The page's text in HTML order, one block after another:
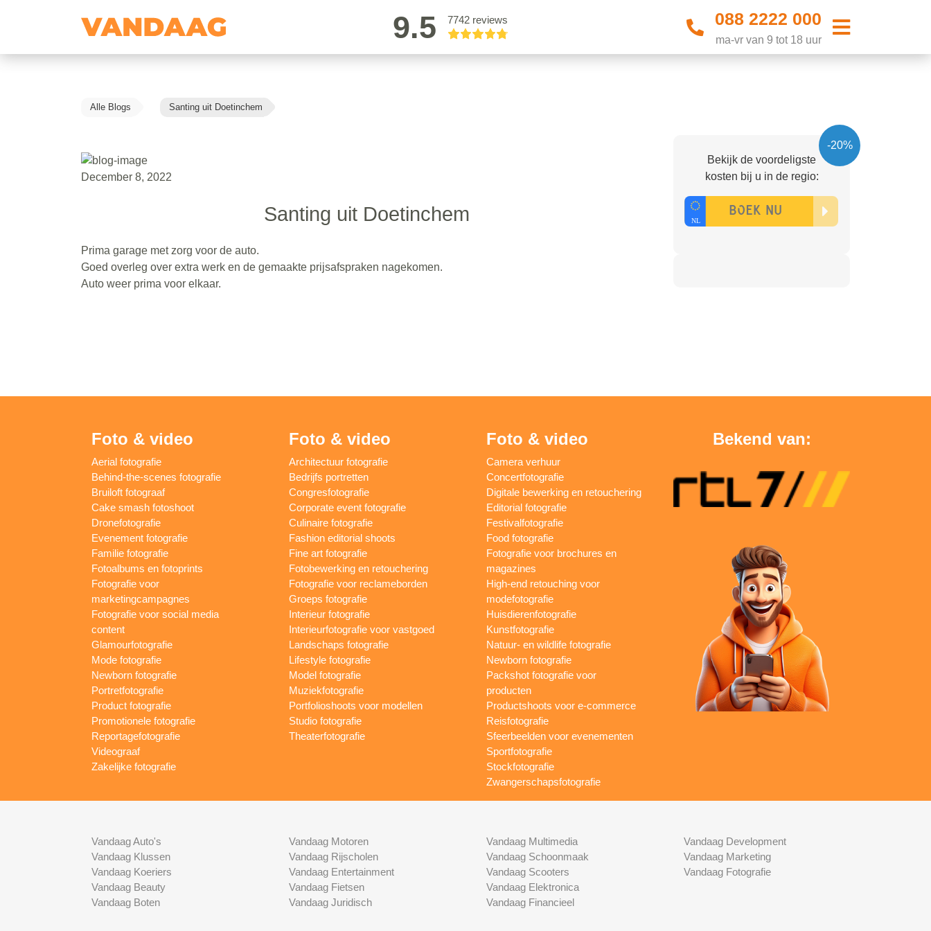
9.5 7742 reviews 088 2222 000
ma-vr van 9 tot 18 uur
Alle Blogs Santing uit Doetinchem
December 8, 2022
Santing uit Doetinchem
Prima garage met zorg voor de auto.
Goed overleg over extra werk en de gemaakte prijsafspraken nagekomen.
Auto weer prima voor elkaar.
-20%
Bekijk de voordeligste
kosten bij u in de regio:
Foto & video
Aerial fotografie
Behind-the-scenes fotografie
Bruiloft fotograaf
Cake smash fotoshoot
Dronefotografie
Evenement fotografie
Familie fotografie
Fotoalbums en fotoprints
Fotografie voor
marketingcampagnes
Fotografie voor social media
content
Glamourfotografie
Mode fotografie
Newborn fotografie
Portretfotografie
Product fotografie
Promotionele fotografie
Reportagefotografie
Videograaf
Zakelijke fotografie
Foto & video
Architectuur fotografie
Bedrijfs portretten
Congresfotografie
Corporate event fotografie
Culinaire fotografie
Fashion editorial shoots
Fine art fotografie
Fotobewerking en retouchering
Fotografie voor reclameborden
Groeps fotografie
Interieur fotografie
Interieurfotografie voor vastgoed
Landschaps fotografie
Lifestyle fotografie
Model fotografie
Muziekfotografie
Portfolioshoots voor modellen
Studio fotografie
Theaterfotografie
Foto & video
Camera verhuur
Concertfotografie
Digitale bewerking en retouchering
Editorial fotografie
Festivalfotografie
Food fotografie
Fotografie voor brochures en
magazines
High-end retouching voor
modefotografie
Huisdierenfotografie
Kunstfotografie
Natuur- en wildlife fotografie
Newborn fotografie
Packshot fotografie voor
producten
Productshoots voor e-commerce
Reisfotografie
Sfeerbeelden voor evenementen
Sportfotografie
Stockfotografie
Zwangerschapsfotografie
Bekend van:
Vandaag Auto's
Vandaag Klussen
Vandaag Koeriers
Vandaag Beauty
Vandaag Boten
Vandaag Motoren
Vandaag Rijscholen
Vandaag Entertainment
Vandaag Fietsen
Vandaag Juridisch
Vandaag Multimedia
Vandaag Schoonmaak
Vandaag Scooters
Vandaag Elektronica
Vandaag Financieel
Vandaag Development
Vandaag Marketing
Vandaag Fotografie